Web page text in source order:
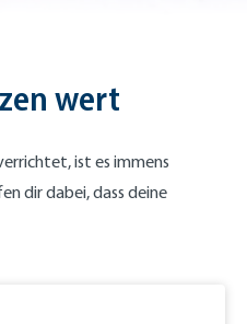
wert
ist es immens
dir dabei, dass deine